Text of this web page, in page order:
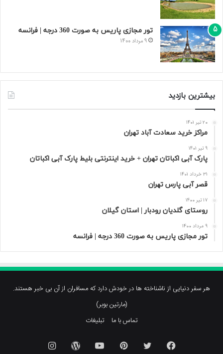
تور مجازی پاریس به صورت 360 درجه | فرانسه
9 مرداد 1400
بیشترین بازدید
20 تیر 1401
مراکز خرید سعادت‌ آباد تهران
9 تیر 1401
پارک آبی اکباتان تهران + خرید اینترنتی بلیط پارک آبی اکباتان
31 خرداد 1401
قصر آبی پارس تهران
17 تیر 1400
روستای گلدیان رودبار | استان گیلان
9 مرداد 1400
تور مجازی پاریس به صورت 360 درجه | فرانسه
هر سفر دنیایی از ناشناخته ها در خودش دارد که مسافران از آن بی خبر هستند.
(مارتین بوبر)
تماس با ما
تبلیغات
فیسبوک توییترپینتریستیوتیوبوردپرساینستاگرام